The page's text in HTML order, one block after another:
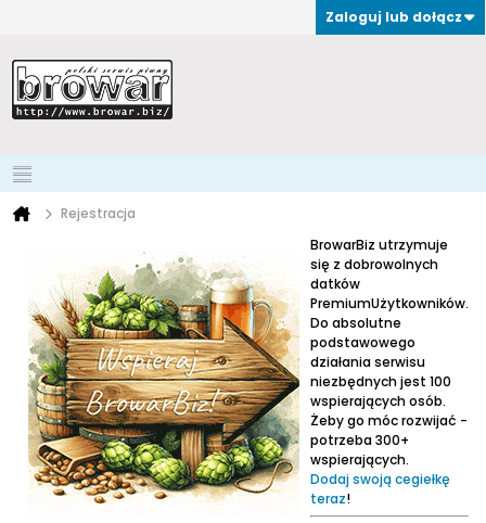
Zaloguj lub dołącz
Rejestracja
BrowarBiz utrzymuje
się z dobrowolnych
datków
PremiumUżytkowników.
Do absolutne
podstawowego
działania serwisu
niezbędnych jest 100
wspierających osób.
Żeby go móc rozwijać -
potrzeba 300+
wspierających.
Dodaj swoją cegiełkę
teraz!